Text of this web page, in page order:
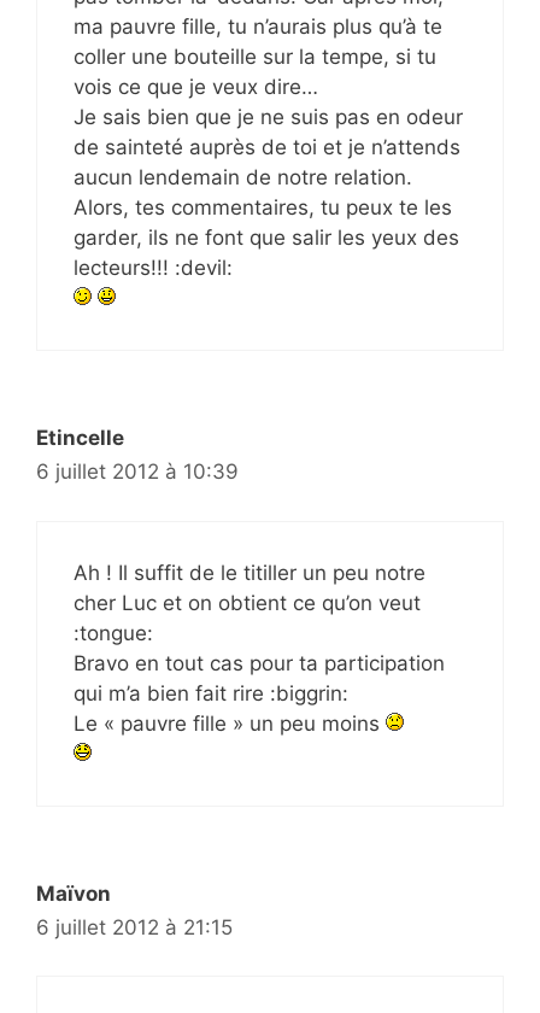
ma pauvre fille, tu n’aurais plus qu’à te
coller une bouteille sur la tempe, si tu
vois ce que je veux dire…
Je sais bien que je ne suis pas en odeur
de sainteté auprès de toi et je n’attends
aucun lendemain de notre relation.
Alors, tes commentaires, tu peux te les
garder, ils ne font que salir les yeux des
lecteurs!!! :devil:
Etincelle
6 juillet 2012 à 10:39
Ah ! Il suffit de le titiller un peu notre
cher Luc et on obtient ce qu’on veut
:tongue:
Bravo en tout cas pour ta participation
qui m’a bien fait rire :biggrin:
Le « pauvre fille » un peu moins
Maïvon
6 juillet 2012 à 21:15